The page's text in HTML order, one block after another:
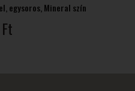
egysoros, Mineral szín
Ft43